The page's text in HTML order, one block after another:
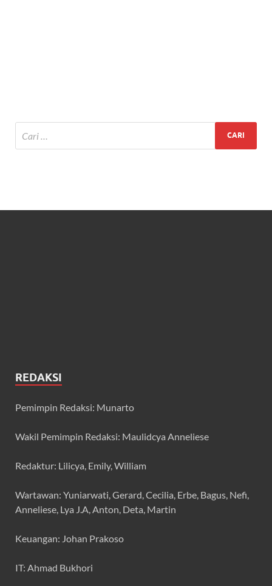
REDAKSI
Pemimpin Redaksi: Munarto
Wakil Pemimpin Redaksi: Maulidcya Anneliese
Redaktur: Lilicya, Emily, William
Wartawan: Yuniarwati, Gerard, Cecilia, Erbe, Bagus, Nefi,
Anneliese, Lya J.A, Anton, Deta, Martin
Keuangan: Johan Prakoso
IT: Ahmad Bukhori